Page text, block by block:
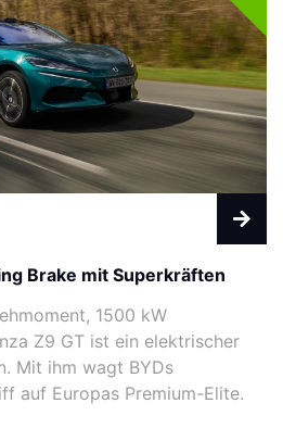
Brake mit Superkräften
1500 kW
Z9 GT ist ein elektrischer
Mit ihm wagt BYDs
auf Europas Premium-Elite.